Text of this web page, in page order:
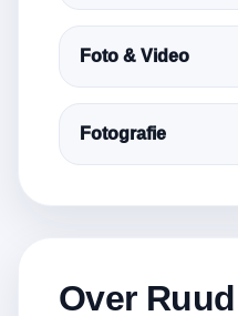
Foto & Video
Fotografie
Over